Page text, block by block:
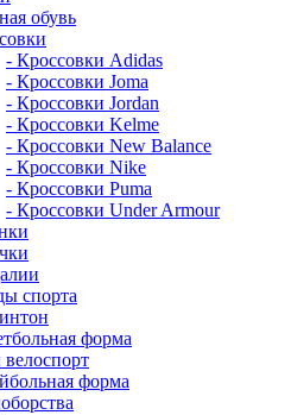
обувь
- Кроссовки Adidas
- Кроссовки Joma
- Кроссовки Jordan
- Кроссовки Kelme
- Кроссовки New Balance
- Кроссовки Nike
- Кроссовки Puma
- Кроссовки Under Armour
спорта
форма
велоспорт
форма